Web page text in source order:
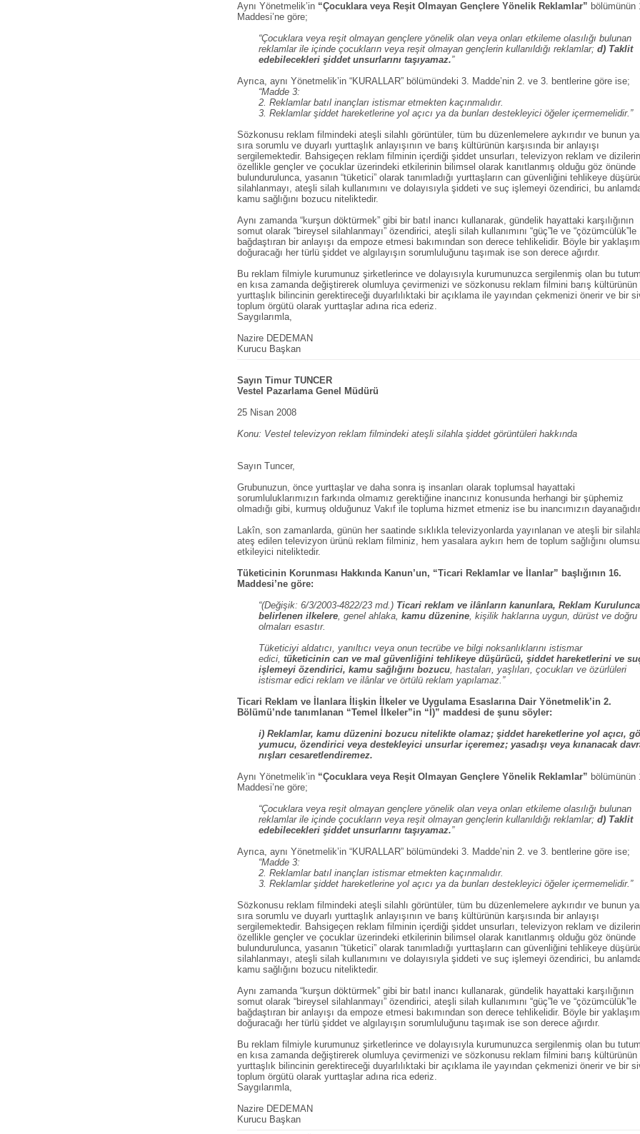
Aynı Yönetmelik’in “Çocuklara veya Reşit Olmayan Gençlere Yönelik Reklamlar” bölümünün
Maddesi’ne göre;
“Çocuklara veya reşit olmayan gençlere yönelik olan veya onları etkileme olasılığı bulunan
reklamlar ile içinde çocukların veya reşit olmayan gençlerin kullanıldığı reklamlar; d) Taklit
edebilecekleri şiddet unsurlarını taşıyamaz.”
Ayrıca, aynı Yönetmelik’in “KURALLAR” bölümündeki 3. Madde’nin 2. ve 3. bentlerine göre ise;
“Madde 3:
2. Reklamlar batıl inançları istismar etmekten kaçınmalıdır.
3. Reklamlar şiddet hareketlerine yol açıcı ya da bunları destekleyici öğeler içermemelidir.”
Sözkonusu reklam filmindeki ateşli silahlı görüntüler, tüm bu düzenlemelere aykırıdır ve bunun
sıra sorumlu ve duyarlı yurttaşlık anlayışının ve barış kültürünün karşısında bir anlayışı
sergilemektedir. Bahsigeçen reklam filminin içerdiği şiddet unsurları, televizyon reklam ve
özellikle gençler ve çocuklar üzerindeki etkilerinin bilimsel olarak kanıtlanmış olduğu göz önünde
bulundurulunca, yasanın “tüketici” olarak tanımladığı yurttaşların can güvenliğini tehlikeye
silahlanmayı, ateşli silah kullanımını ve dolayısıyla şiddeti ve suç işlemeyi özendirici, bu
kamu sağlığını bozucu niteliktedir.
Aynı zamanda “kurşun döktürmek” gibi bir batıl inancı kullanarak, gündelik hayattaki karşılığının
somut olarak “bireysel silahlanmayı” özendirici, ateşli silah kullanımını “güç”le ve “çözümcülük”le
bağdaştıran bir anlayışı da empoze etmesi bakımından son derece tehlikelidir. Böyle bir
doğuracağı her türlü şiddet ve algılayışın sorumluluğunu taşımak ise son derece ağırdır.
Bu reklam filmiyle kurumunuz şirketlerince ve dolayısıyla kurumunuzca sergilenmiş olan bu
en kısa zamanda değiştirerek olumluya çevirmenizi ve sözkonusu reklam filmini barış kültürünün
yurttaşlık bilincinin gerektireceği duyarlılıktaki bir açıklama ile yayından çekmenizi önerir ve bir
toplum örgütü olarak yurttaşlar adına rica ederiz.
Saygılarımla,
Nazire DEDEMAN
Kurucu Başkan
Sayın Timur TUNCER
Vestel Pazarlama Genel Müdürü
25 Nisan 2008
Konu: Vestel televizyon reklam filmindeki ateşli silahla şiddet görüntüleri hakkında
Sayın Tuncer,
Grubunuzun, önce yurttaşlar ve daha sonra iş insanları olarak toplumsal hayattaki
sorumluluklarımızın farkında olmamız gerektiğine inancınız konusunda herhangi bir şüphemiz
olmadığı gibi, kurmuş olduğunuz Vakıf ile topluma hizmet etmeniz ise bu inancımızın
Lakîn, son zamanlarda, günün her saatinde sıklıkla televizyonlarda yayınlanan ve ateşli bir
ateş edilen televizyon ürünü reklam filminiz, hem yasalara aykırı hem de toplum sağlığını
etkileyici niteliktedir.
Tüketicinin Korunması Hakkında Kanun’un, “Ticari Reklamlar ve İlanlar” başlığının 16.
Maddesi’ne göre:
“(Değişik: 6/3/2003-4822/23 md.) Ticari reklam ve ilânların kanunlara, Reklam Kurulunca
belirlenen ilkelere, genel ahlaka, kamu düzenine, kişilik haklarına uygun, dürüst ve doğru
olmaları esastır.
Tüketiciyi aldatıcı, yanıltıcı veya onun tecrübe ve bilgi noksanlıklarını istismar
edici, tüketicinin can ve mal güvenliğini tehlikeye düşürücü, şiddet hareketlerini ve
işlemeyi özendirici, kamu sağlığını bozucu, hastaları, yaşlıları, çocukları ve özürlüleri
istismar edici reklam ve ilânlar ve örtülü reklam yapılamaz.”
Ticari Reklam ve İlanlara İlişkin İlkeler ve Uygulama Esaslarına Dair Yönetmelik’in 2.
Bölümü’nde tanımlanan “Temel İlkeler”in “İ)” maddesi de şunu söyler:
i) Reklamlar, kamu düzenini bozucu nitelikte olamaz; şiddet hareketlerine yol açıcı,
yumucu, özendirici veya destekleyici unsurlar içeremez; yasadışı veya kınanacak
nışları cesaretlendiremez.
Aynı Yönetmelik’in “Çocuklara veya Reşit Olmayan Gençlere Yönelik Reklamlar” bölümünün
Maddesi’ne göre;
“Çocuklara veya reşit olmayan gençlere yönelik olan veya onları etkileme olasılığı bulunan
reklamlar ile içinde çocukların veya reşit olmayan gençlerin kullanıldığı reklamlar; d) Taklit
edebilecekleri şiddet unsurlarını taşıyamaz.”
Ayrıca, aynı Yönetmelik’in “KURALLAR” bölümündeki 3. Madde’nin 2. ve 3. bentlerine göre ise;
“Madde 3:
2. Reklamlar batıl inançları istismar etmekten kaçınmalıdır.
3. Reklamlar şiddet hareketlerine yol açıcı ya da bunları destekleyici öğeler içermemelidir.”
Sözkonusu reklam filmindeki ateşli silahlı görüntüler, tüm bu düzenlemelere aykırıdır ve bunun
sıra sorumlu ve duyarlı yurttaşlık anlayışının ve barış kültürünün karşısında bir anlayışı
sergilemektedir. Bahsigeçen reklam filminin içerdiği şiddet unsurları, televizyon reklam ve
özellikle gençler ve çocuklar üzerindeki etkilerinin bilimsel olarak kanıtlanmış olduğu göz önünde
bulundurulunca, yasanın “tüketici” olarak tanımladığı yurttaşların can güvenliğini tehlikeye
silahlanmayı, ateşli silah kullanımını ve dolayısıyla şiddeti ve suç işlemeyi özendirici, bu
kamu sağlığını bozucu niteliktedir.
Aynı zamanda “kurşun döktürmek” gibi bir batıl inancı kullanarak, gündelik hayattaki karşılığının
somut olarak “bireysel silahlanmayı” özendirici, ateşli silah kullanımını “güç”le ve “çözümcülük”le
bağdaştıran bir anlayışı da empoze etmesi bakımından son derece tehlikelidir. Böyle bir
doğuracağı her türlü şiddet ve algılayışın sorumluluğunu taşımak ise son derece ağırdır.
Bu reklam filmiyle kurumunuz şirketlerince ve dolayısıyla kurumunuzca sergilenmiş olan bu
en kısa zamanda değiştirerek olumluya çevirmenizi ve sözkonusu reklam filmini barış kültürünün
yurttaşlık bilincinin gerektireceği duyarlılıktaki bir açıklama ile yayından çekmenizi önerir ve bir
toplum örgütü olarak yurttaşlar adına rica ederiz.
Saygılarımla,
Nazire DEDEMAN
Kurucu Başkan